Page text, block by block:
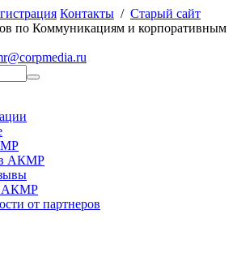
Контакты / Старый сайт
по Коммуникациям и корпоративным
в АКМР
АКМР
от партнеров